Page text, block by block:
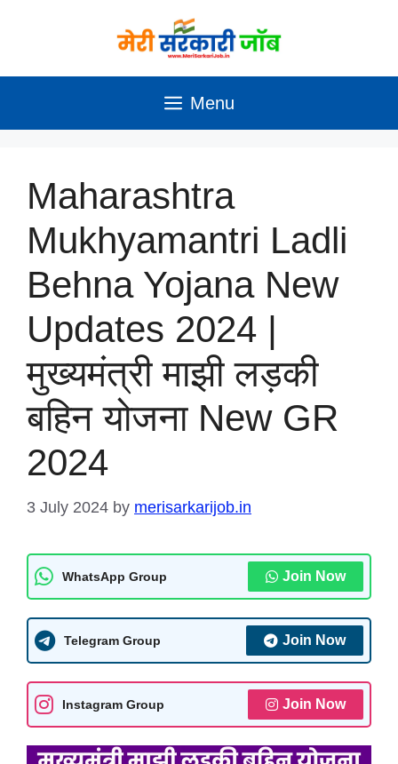
Menu
Maharashtra
Mukhyamantri Ladli
Behna Yojana New
Updates 2024 |
मुख्यमंत्री माझी लड़की
बहिन योजना New GR
2024
3 July 2024 by merisarkarijob.in
WhatsApp Group Join Now
Telegram Group Join Now
Instagram Group Join Now